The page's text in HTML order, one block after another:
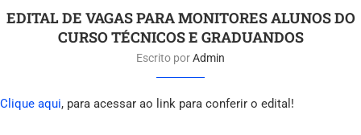
EDITAL DE VAGAS PARA MONITORES ALUNOS DO
CURSO TÉCNICOS E GRADUANDOS
Escrito porAdmin
Clique aqui, para acessar ao link para conferir o edital!